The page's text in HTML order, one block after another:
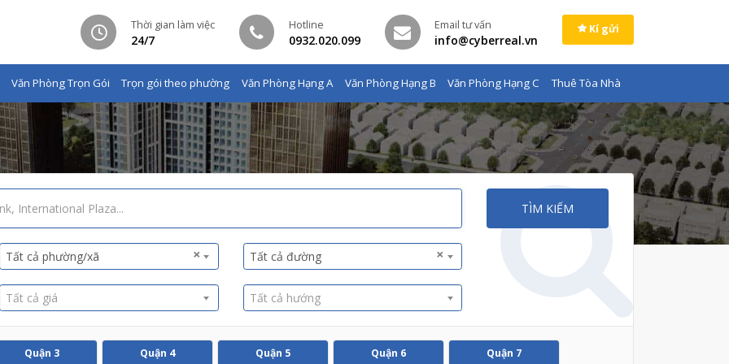
Thời gian làm việc
24/7
Hotline
0932.020.099
Email tư vấn
info@cyberreal.vn
Kí gửi
Văn Phòng Trọn Gói Trọn gói theo phường Văn Phòng Hạng A Văn Phòng Hạng B Văn Phòng Hạng C Thuê Tòa Nhà
×
Tất cả phường/xã ×
Tất cả đường
Tất cả giá Tất cả hướng
TÌM KIẾM
Quận 3 Quận 4 Quận 5 Quận 6 Quận 7